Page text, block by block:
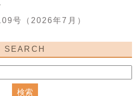
号（2026年7月）
SEARCH